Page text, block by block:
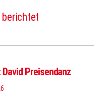
berichtet
Preisendanz